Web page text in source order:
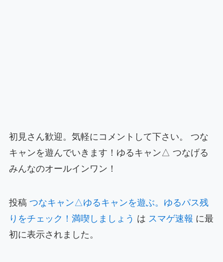
初見さん歓迎。気軽にコメントして下さい。 つな
キャンを遊んでいきます！ゆるキャン△ つなげる
みんなのオールインワン！
投稿 つなキャン△ゆるキャンを遊ぶ。ゆるパス残
りをチェック！満喫しましょう は スマゲ速報 に最
初に表示されました。